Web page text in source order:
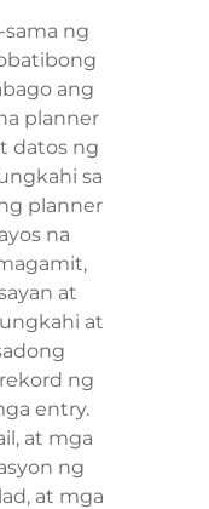
ng
ang
planner
datos ng
sa
planner
na
at
at
ng
entry.
at mga
ng
at mga